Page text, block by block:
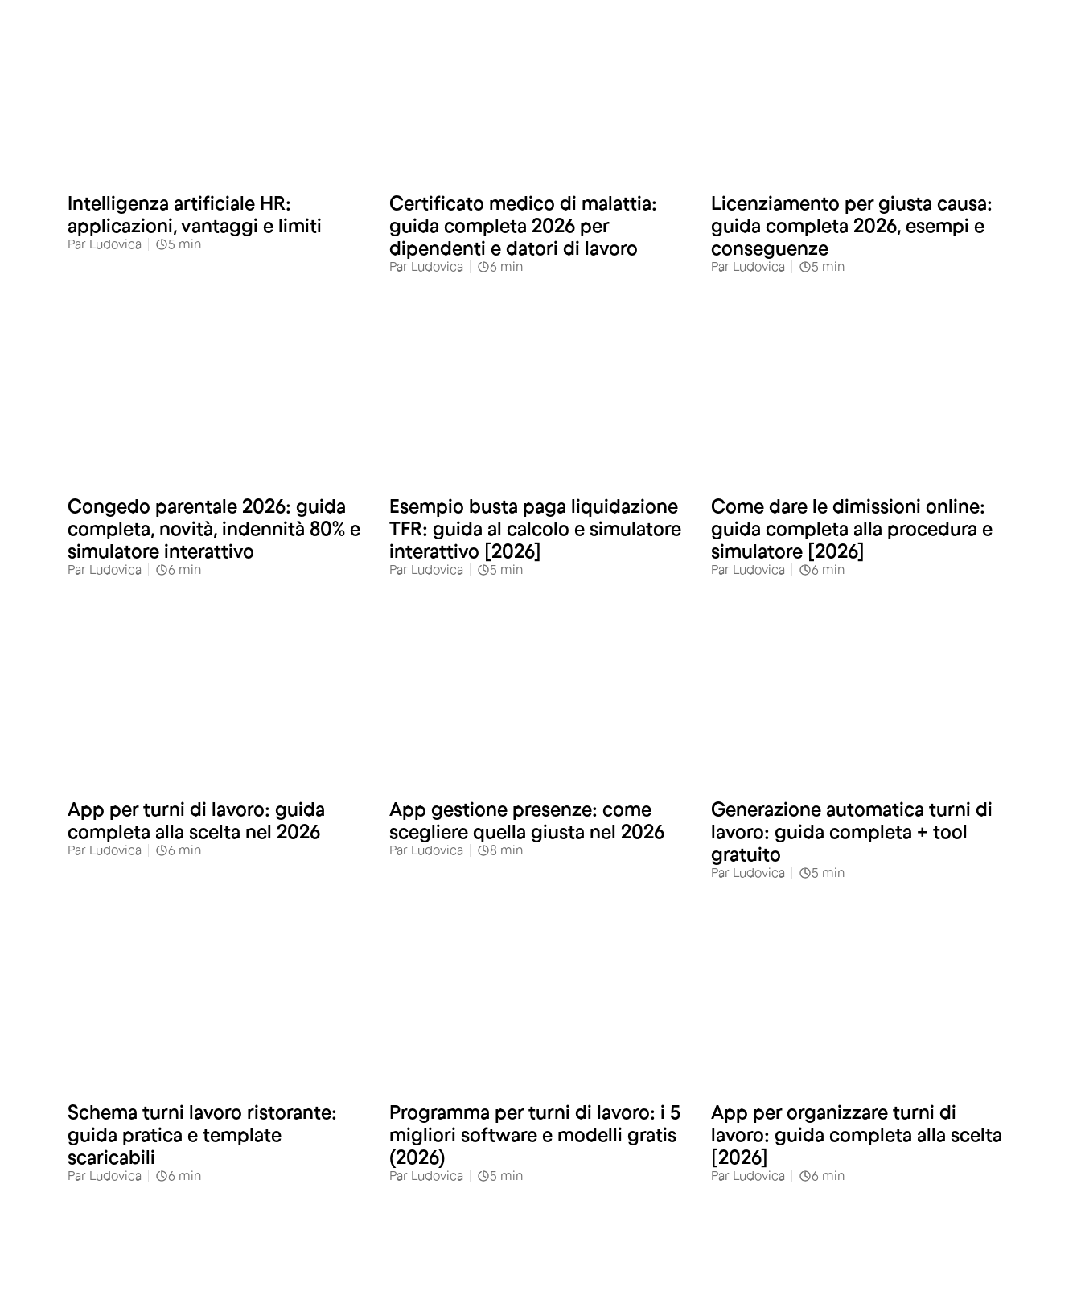
Intelligenza artificiale HR:
applicazioni, vantaggi e limiti
Par Ludovica 5 min
Certificato medico di malattia:
guida completa 2026 per
dipendenti e datori di lavoro
Par Ludovica 6 min
Licenziamento per giusta causa:
guida completa 2026, esempi e
conseguenze
Par Ludovica 5 min
Congedo parentale 2026: guida
completa, novità, indennità 80% e
simulatore interattivo
Par Ludovica 6 min
Esempio busta paga liquidazione
TFR: guida al calcolo e simulatore
interattivo [2026]
Par Ludovica 5 min
Come dare le dimissioni online:
guida completa alla procedura e
simulatore [2026]
Par Ludovica 6 min
App per turni di lavoro: guida
completa alla scelta nel 2026
Par Ludovica 6 min
App gestione presenze: come
scegliere quella giusta nel 2026
Par Ludovica 8 min
Generazione automatica turni di
lavoro: guida completa + tool
gratuito
Par Ludovica 5 min
Schema turni lavoro ristorante:
guida pratica e template
scaricabili
Par Ludovica 6 min
Programma per turni di lavoro: i 5
migliori software e modelli gratis
(2026)
Par Ludovica 5 min
App per organizzare turni di
lavoro: guida completa alla scelta
[2026]
Par Ludovica 6 min